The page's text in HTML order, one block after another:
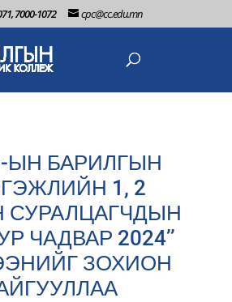
7000-1072 cpc@cc.edu.mn
ЫН БАРИЛГЫН
1, 2
СУРАЛЦАГЧДЫН
ЧАДВАР 2024’’
ЗОХИОН